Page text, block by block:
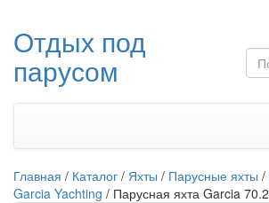
Отдых под
парусом
Главная / Каталог / Яхты / Парусные яхты /
Garcia Yachting / Парусная яхта Garcia 70.2